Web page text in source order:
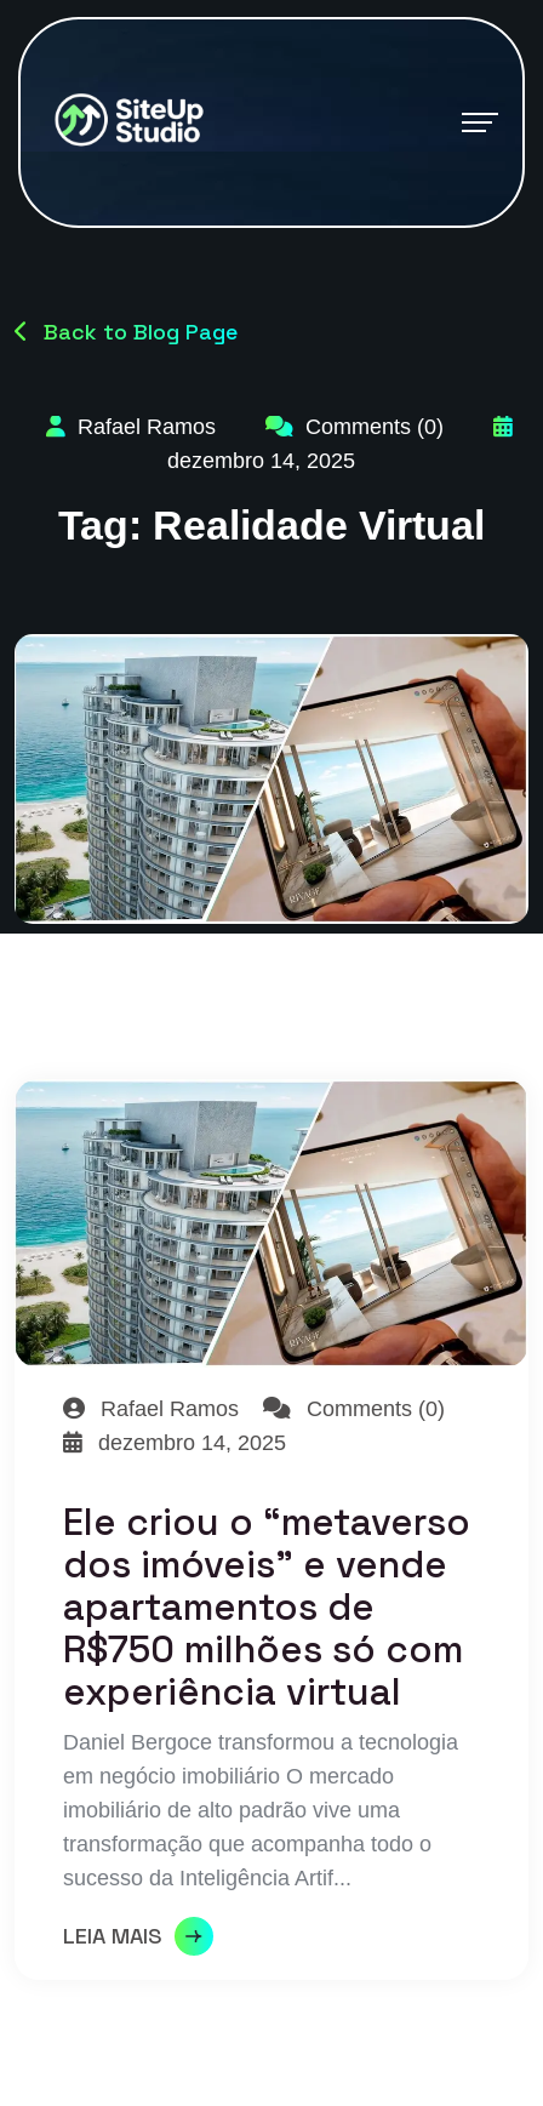
Back to Blog Page
Rafael Ramos
Comments (0)
dezembro 14, 2025
Tag: Realidade Virtual
Rafael Ramos
Comments (0)
dezembro 14, 2025
Ele criou o “metaverso
dos imóveis” e vende
apartamentos de
R$750 milhões só com
experiência virtual
Daniel Bergoce transformou a tecnologia
em negócio imobiliário O mercado
imobiliário de alto padrão vive uma
transformação que acompanha todo o
sucesso da Inteligência Artif...
LEIA MAIS